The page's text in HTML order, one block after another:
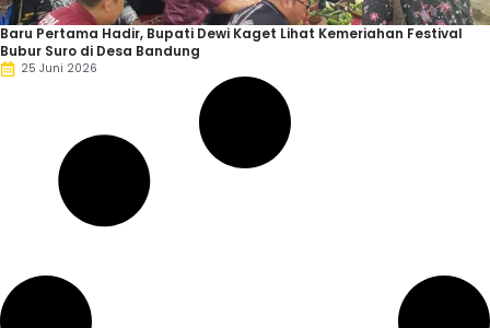
Baru Pertama Hadir, Bupati Dewi Kaget Lihat Kemeriahan Festival
Bubur Suro di Desa Bandung
25 Juni 2026